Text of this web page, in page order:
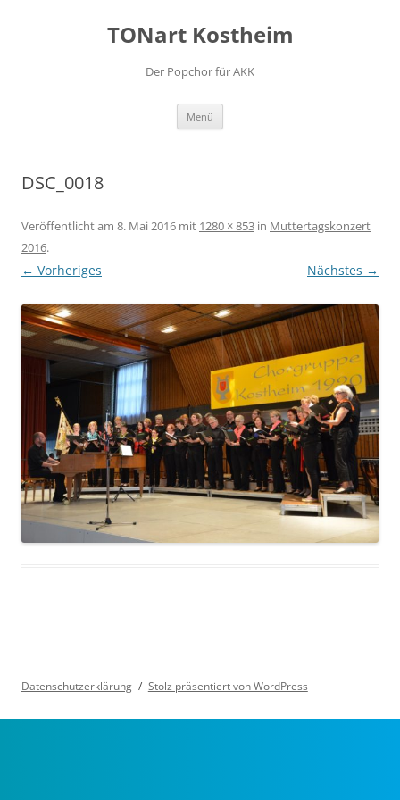
TONart Kostheim
Der Popchor für AKK
Menü
DSC_0018
Veröffentlicht am 8. Mai 2016 mit 1280 × 853 in Muttertagskonzert
2016.
← Vorheriges Nächstes →
Datenschutzerklärung Stolz präsentiert von WordPress